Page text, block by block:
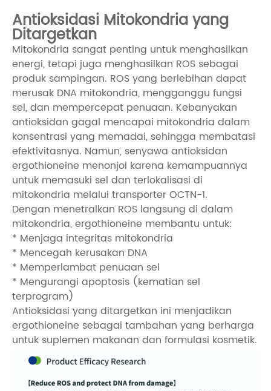
Antioksidasi Mitokondria yang
Ditargetkan
Mitokondria sangat penting untuk menghasilkan
energi, tetapi juga menghasilkan ROS sebagai
produk sampingan. ROS yang berlebihan dapat
merusak DNA mitokondria, mengganggu fungsi
sel, dan mempercepat penuaan. Kebanyakan
antioksidan gagal mencapai mitokondria dalam
konsentrasi yang memadai, sehingga membatasi
efektivitasnya. Namun, senyawa antioksidan
ergothioneine menonjol karena kemampuannya
untuk memasuki sel dan terlokalisasi di
mitokondria melalui transporter OCTN-1.
Dengan menetralkan ROS langsung di dalam
mitokondria, ergothioneine membantu untuk:
* Menjaga integritas mitokondria
* Mencegah kerusakan DNA
* Memperlambat penuaan sel
* Mengurangi apoptosis (kematian sel
terprogram)
Antioksidasi yang ditargetkan ini menjadikan
ergothioneine sebagai tambahan yang berharga
untuk suplemen makanan dan formulasi kosmetik.